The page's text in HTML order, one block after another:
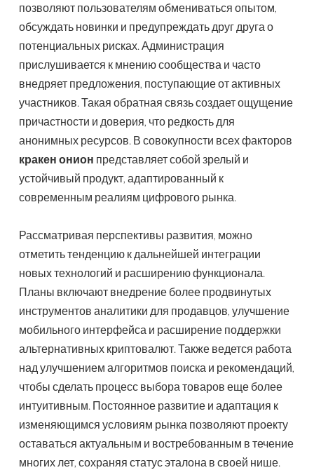
позволяют пользователям обмениваться опытом,
обсуждать новинки и предупреждать друг друга о
потенциальных рисках. Администрация
прислушивается к мнению сообщества и часто
внедряет предложения, поступающие от активных
участников. Такая обратная связь создает ощущение
причастности и доверия, что редкость для
анонимных ресурсов. В совокупности всех факторов
кракен онион представляет собой зрелый и
устойчивый продукт, адаптированный к
современным реалиям цифрового рынка.
Рассматривая перспективы развития, можно
отметить тенденцию к дальнейшей интеграции
новых технологий и расширению функционала.
Планы включают внедрение более продвинутых
инструментов аналитики для продавцов, улучшение
мобильного интерфейса и расширение поддержки
альтернативных криптовалют. Также ведется работа
над улучшением алгоритмов поиска и рекомендаций,
чтобы сделать процесс выбора товаров еще более
интуитивным. Постоянное развитие и адаптация к
изменяющимся условиям рынка позволяют проекту
оставаться актуальным и востребованным в течение
многих лет, сохраняя статус эталона в своей нише.